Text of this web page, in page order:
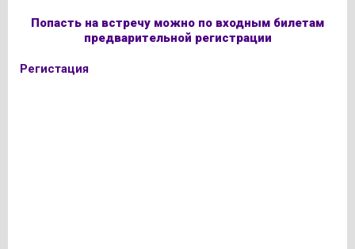
Попасть на встречу можно по входным билетам
предварительной регистрации
Регистация